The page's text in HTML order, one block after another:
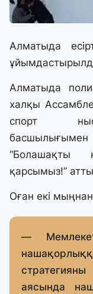
Алматыда
Алматыда
халқы
спорт
“Болашақты
қарсымыз!”
Оған екі
—
аясында